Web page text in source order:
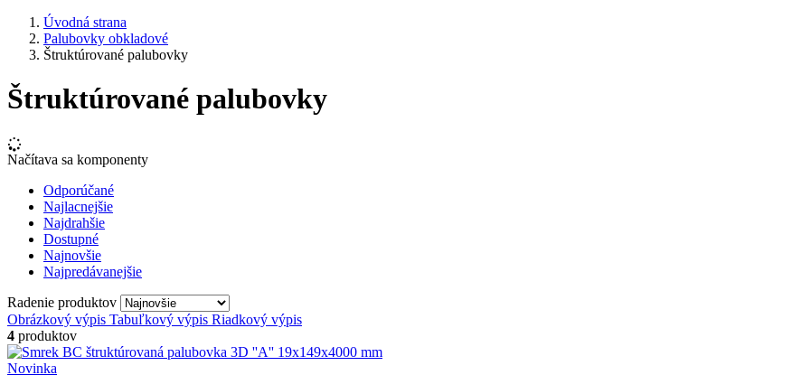
Úvodná strana
Palubovky obkladové
Štruktúrované palubovky
Štruktúrované palubovky
Načítava sa komponenty
Odporúčané
Najlacnejšie
Najdrahšie
Dostupné
Najnovšie
Najpredávanejšie
Radenie produktov
Obrázkový výpis Tabuľkový výpis Riadkový výpis
4 produktov
Novinka